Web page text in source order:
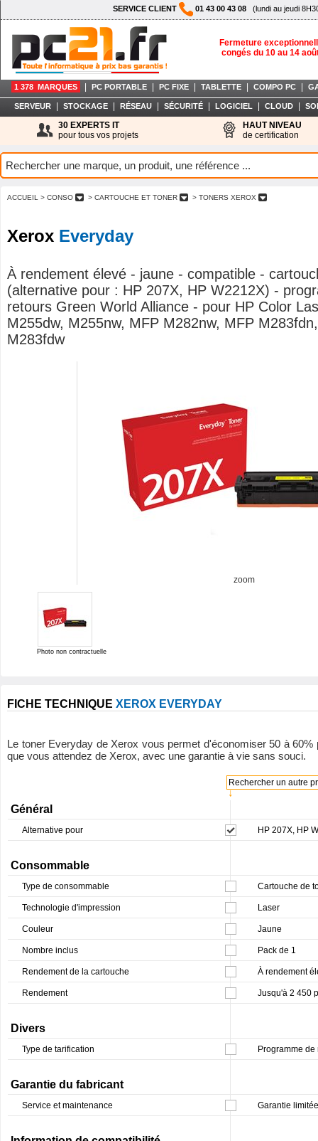
SERVICE CLIENT 01 43 00 43 08 (lundi au jeudi
Fermeture
congés du 10 au 14
1 378 MARQUES PC PORTABLE PC FIXE TABLETTE COMPO PC
SERVEUR STOCKAGE RÉSEAU SÉCURITÉ LOGICIEL CLOUD
30 EXPERTS IT
pour tous vos projets
HAUT NIVEAU
de certification
ACCUEIL > CONSO > CARTOUCHE ET TONER > TONERS XEROX
Xerox Everyday
À rendement élevé - jaune - compatible -
(alternative pour : HP 207X, HP W2212X) -
retours Green World Alliance - pour HP Color
M255dw, M255nw, MFP M282nw, MFP
M283fdw
zoom
Photo non contractuelle
FICHE TECHNIQUE XEROX EVERYDAY
Le toner Everyday de Xerox vous permet d'économiser 50 à
que vous attendez de Xerox, avec une garantie à vie sans souci.
↓
Rechercher un autre
Général
Alternative pour HP 207X, HP
Consommable
Type de consommable Cartouche de
Technologie d'impression Laser
Couleur Jaune
Nombre inclus Pack de 1
Rendement de la cartouche À rendement
Rendement Jusqu'à 2 450
Divers
Type de tarification Programme de
Garantie du fabricant
Service et maintenance Garantie